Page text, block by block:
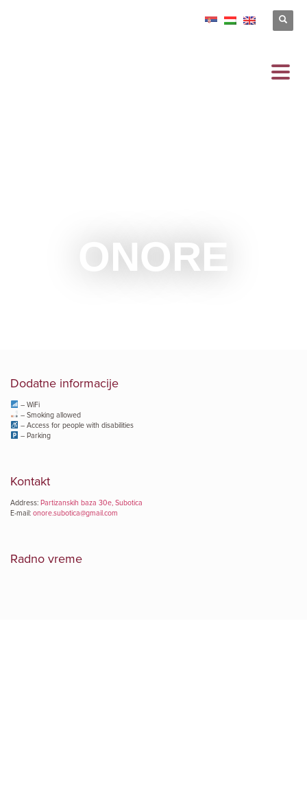
ONORE
Dodatne informacije
– WiFi
– Smoking allowed
– Access for people with disabilities
– Parking
Kontakt
Address: Partizanskih baza 30e, Subotica
E-mail: onore.subotica@gmail.com
Radno vreme